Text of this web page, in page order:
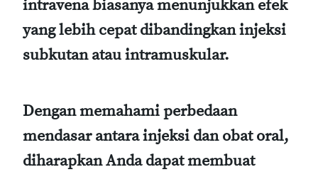
intravena biasanya menunjukkan efek
yang lebih cepat dibandingkan injeksi
subkutan atau intramuskular.
Dengan memahami perbedaan
mendasar antara injeksi dan obat oral,
diharapkan Anda dapat membuat